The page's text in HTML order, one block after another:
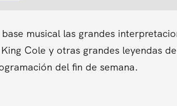
musical las grandes
Cole y otras grandes leyendas
del fin de semana.